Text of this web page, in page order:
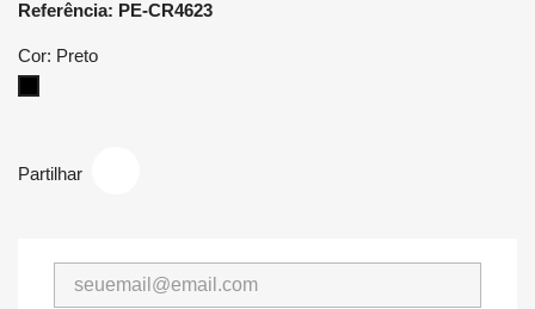
Referência: PE-CR4623
Cor: Preto
Partilhar